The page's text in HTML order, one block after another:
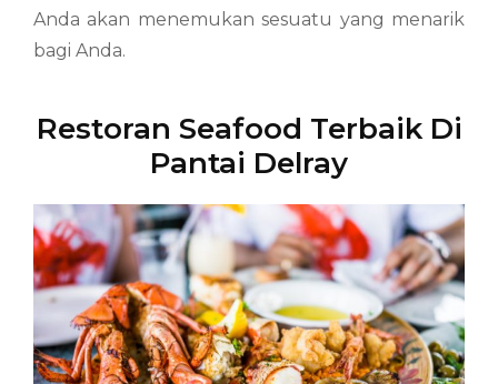
Anda akan menemukan sesuatu yang menarik
bagi Anda.
Restoran Seafood Terbaik Di
Pantai Delray